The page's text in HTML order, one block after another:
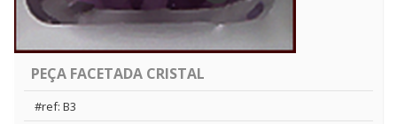
PEÇA FACETADA CRISTAL
#ref: B3